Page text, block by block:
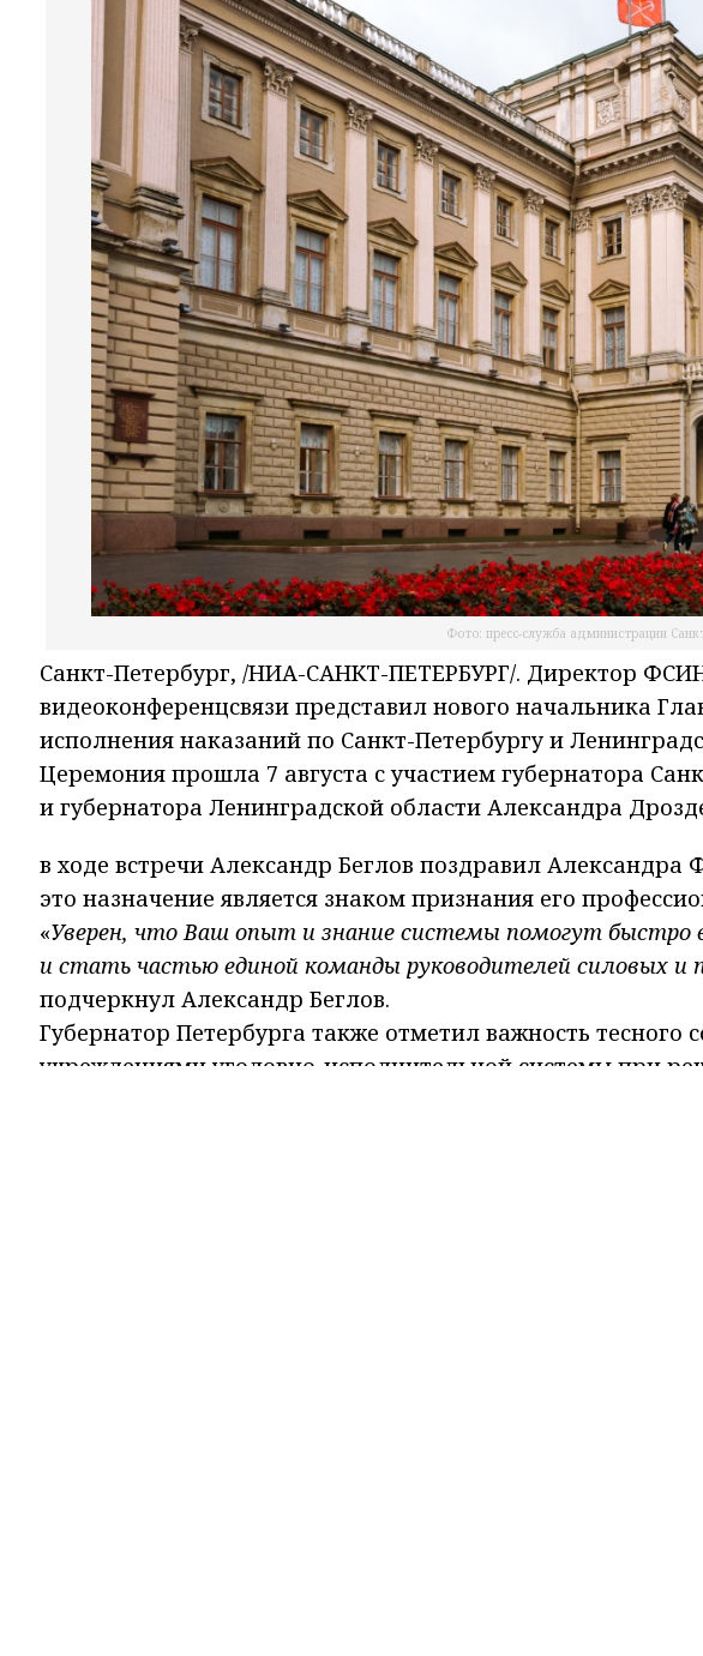
Фото: пресс-служба администрации
Санкт-Петербург, /НИА-САНКТ-ПЕТЕРБУРГ/. Директор
видеоконференцсвязи представил нового начальника
исполнения наказаний по Санкт-Петербургу и
Церемония прошла 7 августа с участием губернатора
и губернатора Ленинградской области Александра
в ходе встречи Александр Беглов поздравил Александра
это назначение является знаком признания его
«Уверен, что Ваш опыт и знание системы помогут быстро
и стать частью единой команды руководителей силовых и
подчеркнул Александр Беглов.
Губернатор Петербурга также отметил важность
учреждениями уголовно-исполнительной системы при